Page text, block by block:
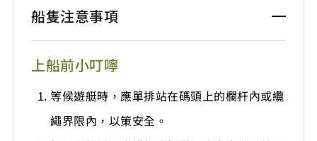
船隻注意事項
上船前小叮嚀
等候遊艇時，應單排站在碼頭上的欄杆內或纜
繩界限內，以策安全。